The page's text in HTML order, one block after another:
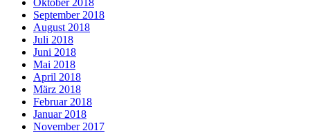
September 2018
August 2018
Juli 2018
Juni 2018
Mai 2018
April 2018
März 2018
Februar 2018
Januar 2018
November 2017